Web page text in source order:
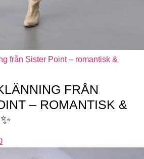
FRÅN
– ROMANTISK &